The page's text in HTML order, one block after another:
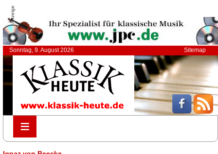
Anzeige
Sonntag, 9. August 2026 Sitemap
≡
≡